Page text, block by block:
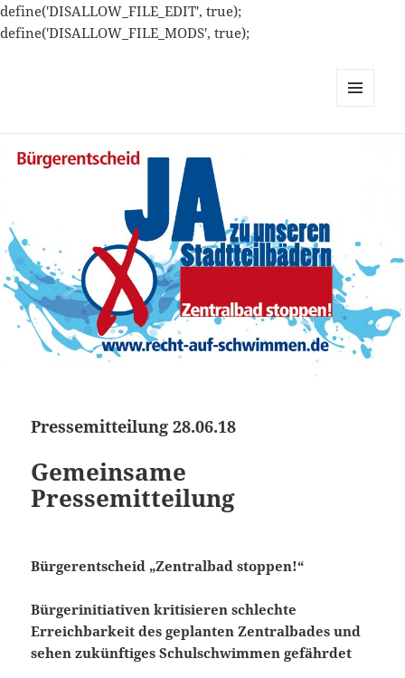
define('DISALLOW_FILE_EDIT', true);
define('DISALLOW_FILE_MODS', true);
Pressemitteilung 28.06.18
Gemeinsame
Pressemitteilung
Bürgerentscheid „Zentralbad stoppen!“
Bürgerinitiativen kritisieren schlechte
Erreichbarkeit des geplanten Zentralbades und
sehen zukünftiges Schulschwimmen gefährdet